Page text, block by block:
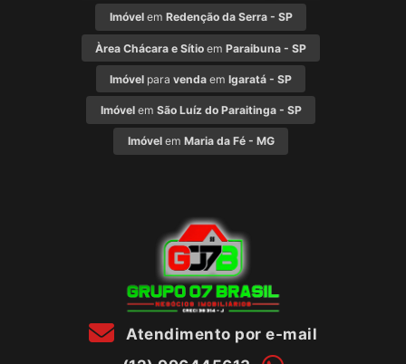
Imóvelem Redenção da Serra - SP
Àrea Chácara e Sítio em Paraibuna - SP
Imóvel para venda em Igaratá - SP
Imóvelem São Luíz do Paraitinga - SP
Imóvelem Maria da Fé - MG
Atendimento por e-mail